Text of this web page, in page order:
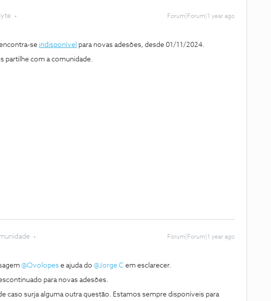
Forum|Forum|1 year ago
se indisponível para novas adesões, desde 01/11/2024.
partilhe com a comunidade.
Forum|Forum|1 year ago
@Ovolopes e ajuda do ​ @Jorge C em esclarecer.
para novas adesões.
caso surja alguma outra questão. Estamos sempre disponíveis para